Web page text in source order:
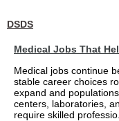
DSDS
Medical Jobs That
Medical jobs continue
stable career choices
expand and
centers, laboratories,
require skilled